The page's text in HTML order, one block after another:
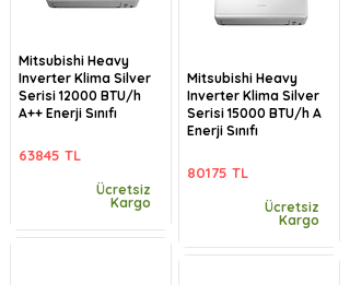
Mitsubishi Heavy
Inverter Klima Silver
Serisi 12000 BTU/h
A++ Enerji Sınıfı
63845 TL
Ücretsiz
Kargo
Mitsubishi Heavy
Inverter Klima Silver
Serisi 15000 BTU/h A
Enerji Sınıfı
80175 TL
Ücretsiz
Kargo